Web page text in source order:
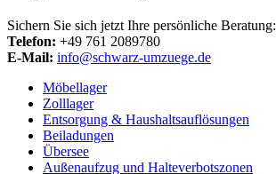
Sichern Sie sich jetzt Ihre persönliche Beratung:
Telefon: +49 761 2089780
E‑Mail: info@schwarz-umzuege.de
Möbellager
Zolllager
Entsorgung & Haushaltsauflösungen
Beiladungen
Übersee
Außenaufzug und Halteverbotszonen